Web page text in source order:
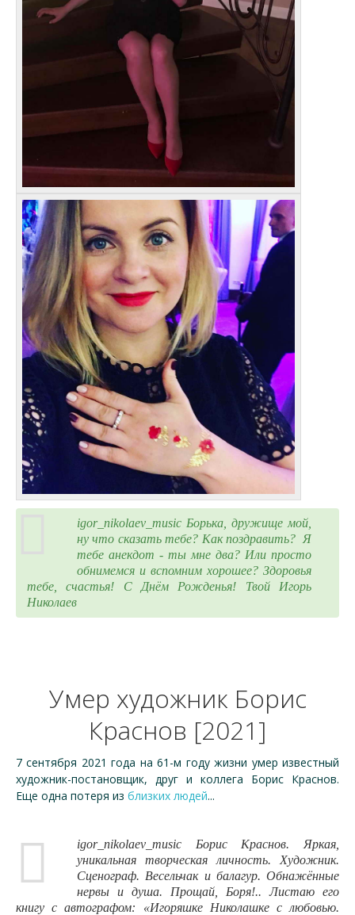
igor_nikolaev_music Борька, дружище мой,
ну что сказать тебе? Как поздравить? Я
тебе анекдот - ты мне два? Или просто
обнимемся и вспомним хорошее? Здоровья
тебе, счастья! С Днём Рожденья! Твой Игорь
Николаев
Умер художник Борис
Краснов [2021]
7 сентября 2021 года на 61-м году жизни умер известный
художник-постановщик, друг и коллега Борис Краснов.
Еще одна потеря из близких людей...
igor_nikolaev_music Борис Краснов. Яркая,
уникальная творческая личность. Художник.
Сценограф. Весельчак и балагур. Обнажённые
нервы и душа. Прощай, Боря!.. Листаю его
книгу с автографом: «Игоряшке Николашке с любовью.